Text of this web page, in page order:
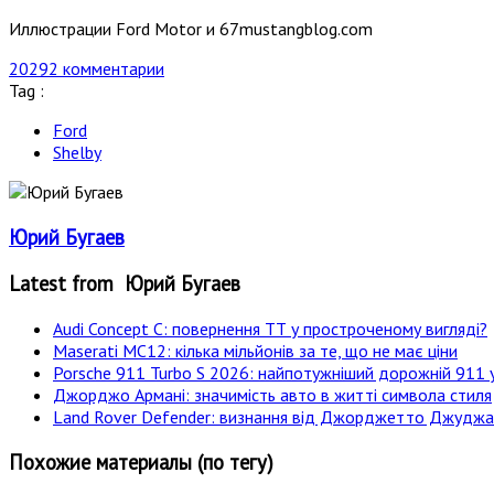
Иллюстрации Ford Motor и 67mustangblog.com
20292 комментарии
Tag :
Ford
Shelby
Юрий Бугаев
Latest from Юрий Бугаев
Audi Concept C: повернення ТТ у простроченому вигляді?
Maserati MC12: кілька мільйонів за те, що не має ціни
Porsche 911 Turbo S 2026: найпотужніший дорожній 911
Джорджо Армані: значимість авто в житті символа стиля
Land Rover Defender: визнання від Джорджетто
Похожие материалы (по тегу)